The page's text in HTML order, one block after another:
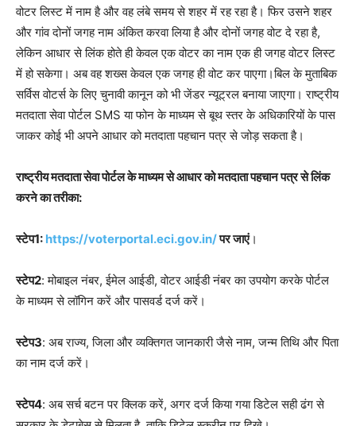
वोटर लिस्ट में नाम है और वह लंबे समय से शहर में रह रहा है। फिर उसने शहर
और गांव दोनों जगह नाम अंकित करवा लिया है और दोनों जगह वोट दे रहा है,
लेकिन आधार से लिंक होते ही केवल एक वोटर का नाम एक ही जगह वोटर लिस्ट
में हो सकेगा। अब वह शख्स केवल एक जगह ही वोट कर पाएगा।बिल के मुताबिक
सर्विस वोटर्स के लिए चुनावी कानून को भी जेंडर न्यूट्रल बनाया जाएगा। राष्ट्रीय
मतदाता सेवा पोर्टल SMS या फोन के माध्यम से बूथ स्तर के अधिकारियों के पास
जाकर कोई भी अपने आधार को मतदाता पहचान पत्र से जोड़ सकता है।
राष्ट्रीय मतदाता सेवा पोर्टल के माध्यम से आधार को मतदाता पहचान पत्र से लिंक
करने का तरीका:
स्टेप1: https://voterportal.eci.gov.in/पर जाएं।
स्टेप2: मोबाइल नंबर, ईमेल आईडी, वोटर आईडी नंबर का उपयोग करके पोर्टल
के माध्यम से लॉगिन करें और पासवर्ड दर्ज करें।
स्टेप3: अब राज्य, जिला और व्यक्तिगत जानकारी जैसे नाम, जन्म तिथि और पिता
का नाम दर्ज करें।
स्टेप4: अब सर्च बटन पर क्लिक करें, अगर दर्ज किया गया डिटेल सही ढंग से